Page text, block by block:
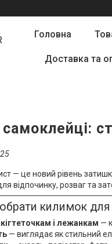
Головна
Доставка та
— це новий рівень
відпочинку, розваг та
килимок для
і лежанкам —
— виглядає як стильний